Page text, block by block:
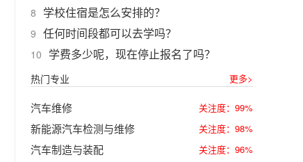
8 学校住宿是怎么安排的？
9 任何时间段都可以去学吗？
10 学费多少呢，现在停止报名了吗？
热门专业 更多>
汽车维修 关注度：99%
新能源汽车检测与维修 关注度：98%
汽车制造与装配 关注度：96%